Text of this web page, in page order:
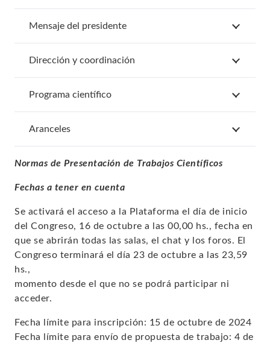
Mensaje del presidente
Dirección y coordinación
Programa científico
Aranceles
Normas de Presentación de Trabajos Científicos
Fechas a tener en cuenta
Se activará el acceso a la Plataforma el día de inicio
del Congreso, 16 de octubre a las 00,00 hs., fecha en
que se abrirán todas las salas, el chat y los foros. El
Congreso terminará el día 23 de octubre a las 23,59
hs.,
momento desde el que no se podrá participar ni
acceder.
Fecha límite para inscripción: 15 de octubre de 2024
Fecha límite para envío de propuesta de trabajo: 4 de